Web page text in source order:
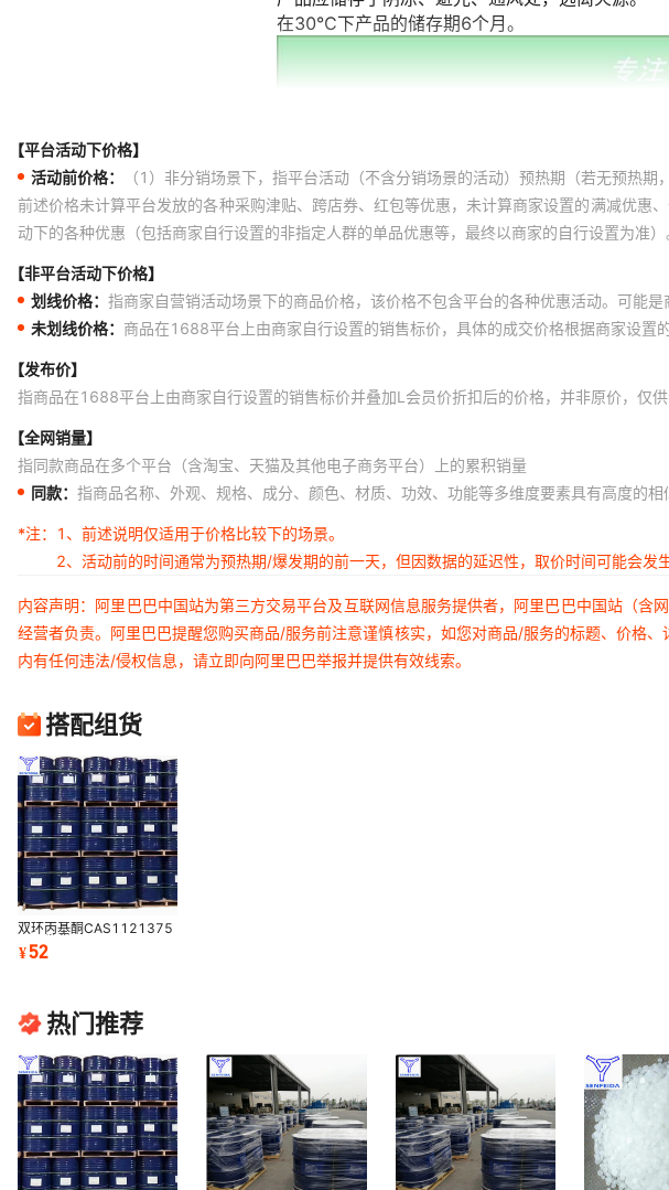
【平台活动下价格】
活动前价格：
（1）非分销场景下，指平台活动（不含分销场景的活动）预热期（若无预热
前述价格未计算平台发放的各种采购津贴、跨店券、红包等优惠，未计算商家设置的满减优
动下的各种优惠（包括商家自行设置的非指定人群的单品优惠等，最终以商家的自行设置为准
【非平台活动下价格】
划线价格： 指商家自营销活动场景下的商品价格，该价格不包含平台的各种优惠活动。可能
未划线价格： 商品在1688平台上由商家自行设置的销售标价，具体的成交价格根据商家设置
【发布价】
指商品在1688平台上由商家自行设置的销售标价并叠加L会员价折扣后的价格，并非原价，仅供
【全网销量】
指同款商品在多个平台（含淘宝、天猫及其他电子商务平台）上的累积销量
同款： 指商品名称、外观、规格、成分、颜色、材质、功效、功能等多维度要素具有高度的
*注：
1、前述说明仅适用于价格比较下的场景。
2、活动前的时间通常为预热期/爆发期的前一天，但因数据的延迟性，取价时间可能会发
内容声明：阿里巴巴中国站为第三方交易平台及互联网信息服务提供者，阿里巴巴中国站（
经营者负责。阿里巴巴提醒您购买商品/服务前注意谨慎核实，如您对商品/服务的标题、价格
内有任何违法/侵权信息，请立即向阿里巴巴举报并提供有效线索。
搭配组货
双环丙基酮CAS1121375
工厂发货
¥52
热门推荐